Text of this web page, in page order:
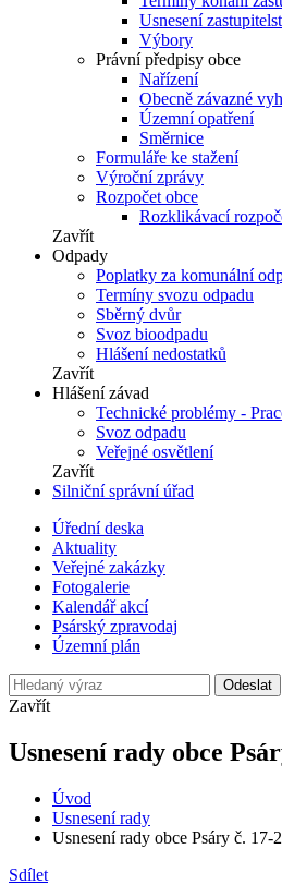
Usnesení
Výbory
Právní předpisy obce
Nařízení
Obecně závazné
Územní opatření
Směrnice
Formuláře ke stažení
Výroční zprávy
Rozpočet obce
Rozklikávací
Zavřít
Odpady
Poplatky za komunální
Termíny svozu odpadu
Sběrný dvůr
Svoz bioodpadu
Hlášení nedostatků
Zavřít
Hlášení závad
Technické problémy -
Svoz odpadu
Veřejné osvětlení
Zavřít
Silniční správní úřad
Úřední deska
Aktuality
Veřejné zakázky
Fotogalerie
Kalendář akcí
Psárský zpravodaj
Územní plán
Odeslat
Zavřít
Usnesení rady obce
Úvod
Usnesení rady
Usnesení rady obce Psáry č. 17-
Sdílet